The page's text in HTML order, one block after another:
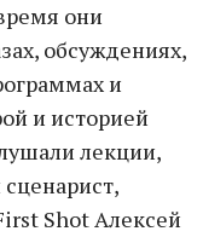
они
обсуждениях,
и
и историей
лекции,
Shot Алексей